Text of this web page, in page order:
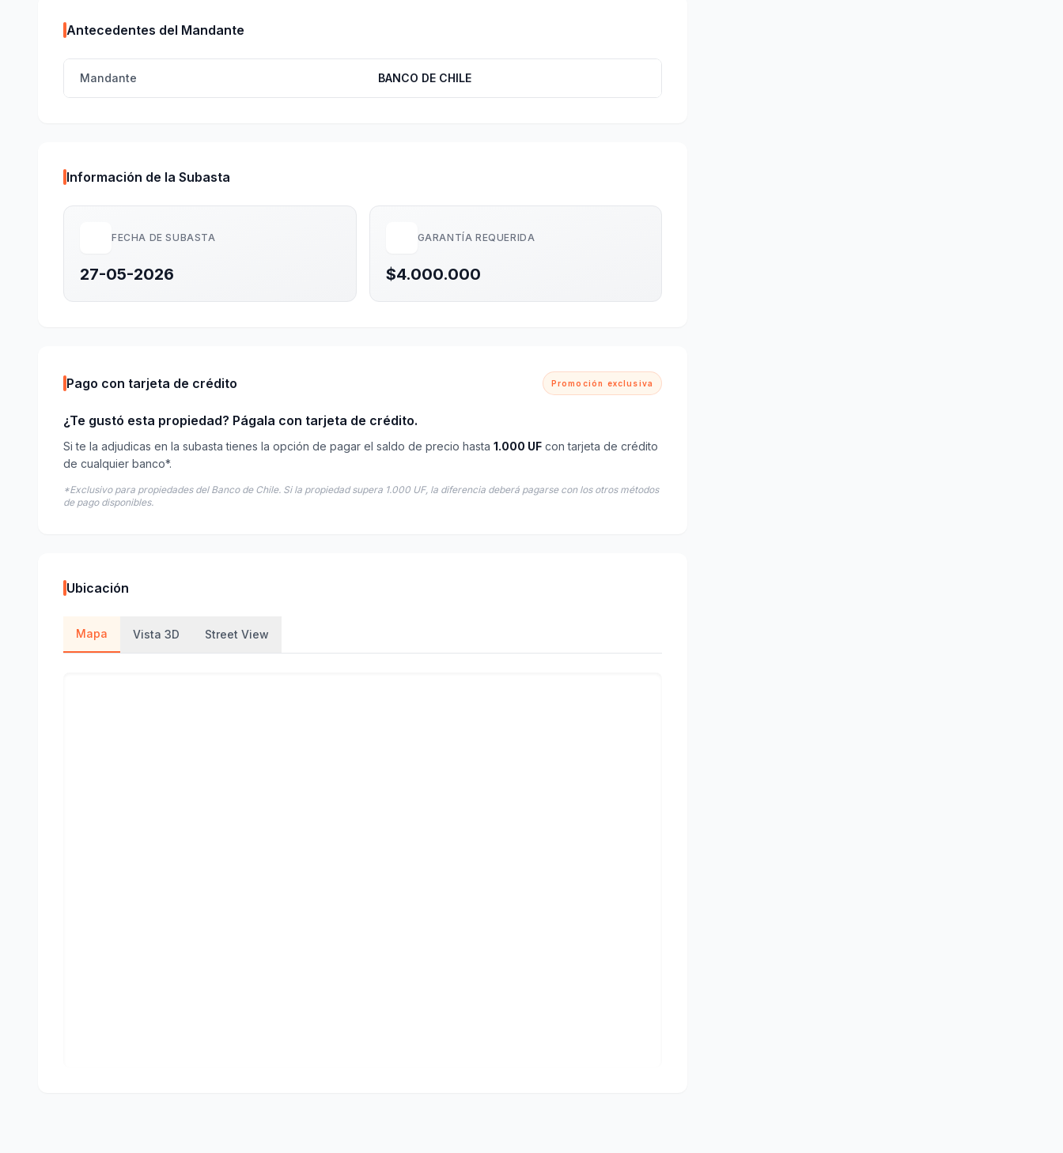
Antecedentes del Mandante
Mandante BANCO DE CHILE
Información de la Subasta
FECHA DE SUBASTA
27-05-2026
GARANTÍA REQUERIDA
$4.000.000
Pago con tarjeta de crédito Promoción exclusiva
¿Te gustó esta propiedad? Págala con tarjeta de crédito.
Si te la adjudicas en la subasta tienes la opción de pagar el saldo de precio hasta 1.000 UF con tarjeta de crédito
de cualquier banco*.
*Exclusivo para propiedades del Banco de Chile. Si la propiedad supera 1.000 UF, la diferencia deberá pagarse con los otros métodos
de pago disponibles.
Ubicación
Mapa Vista 3D Street View